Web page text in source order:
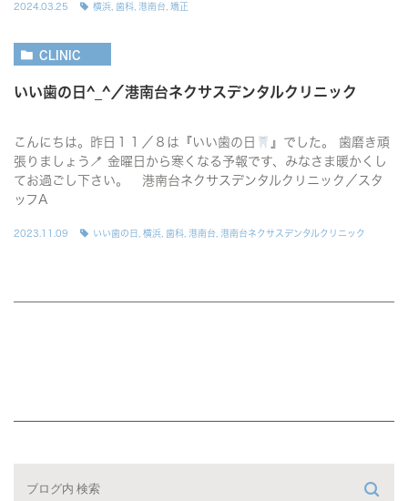
2024.03.25 横浜 歯科 港南台 矯正
CLINIC
いい歯の日^_^／港南台ネクサスデンタルクリニック
こんにちは。昨日１１／８は『いい歯の日
』でした。 歯磨き頑
張りましょう🪥 金曜日から寒くなる予報です、みなさま暖かくし
てお過ごし下さい。 港南台ネクサスデンタルクリニック／スタ
ッフA
2023.11.09 いい歯の日 横浜 歯科 港南台 港南台ネクサスデンタルクリニック